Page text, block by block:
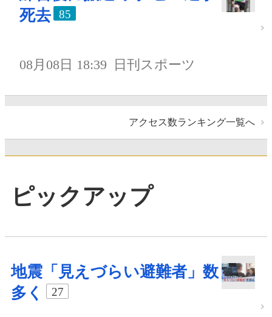
死去
85
08月08日 18:39 日刊スポーツ
アクセス数ランキング一覧へ
ピックアップ
地震「見えづらい避難者」数
多く
27